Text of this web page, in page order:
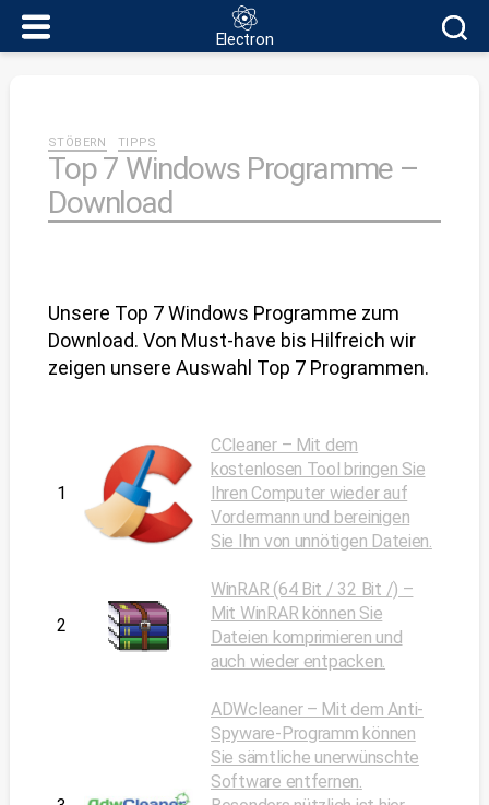
Electron
Electron
STÖBERN TIPPS
Top 7 Windows Programme –
Download
Unsere Top 7 Windows Programme zum
Download. Von Must-have bis Hilfreich wir
zeigen unsere Auswahl Top 7 Programmen.
1
CCleaner – Mit dem
kostenlosen Tool bringen Sie
Ihren Computer wieder auf
Vordermann und bereinigen
Sie Ihn von unnötigen Dateien.
2
WinRAR (64 Bit / 32 Bit /) –
Mit WinRAR können Sie
Dateien komprimieren und
auch wieder entpacken.
ADWcleaner – Mit dem Anti-
Spyware-Programm können
Sie sämtliche unerwünschte
Software entfernen.